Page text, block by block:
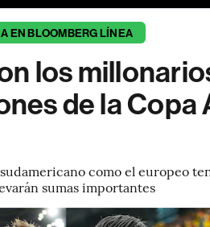
EN BLOOMBERG LÍNEA
los
de la Copa
como el europeo
sumas importantes